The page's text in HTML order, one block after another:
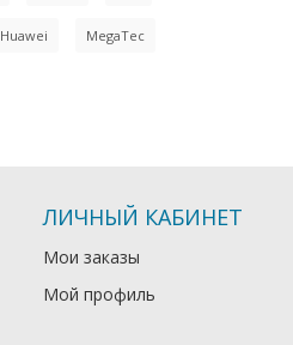
Huawei MegaTec
ЛИЧНЫЙ КАБИНЕТ
Мои заказы
Мой профиль